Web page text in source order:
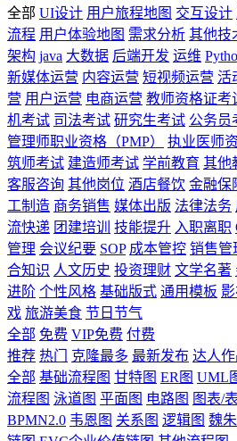
全部 UI设计 用户旅程地图 交互设计
流程 用户体验地图 需求分析 其他技
架构 java 大数据 后端开发 运维
新媒体运营 内容运营 短视频运营 活
营 用户运营 电商运营 教师资格证考
机考试 司法考试 研究生考试 公务员
管理师职业资格（PMP）
执业医师
筑师考试 建造师考试 学前教育 其他
客服咨询 其他岗位 酒店餐饮 金融保
工制造 商务销售 媒体出版 法律法务
流快递 团建培训 技能提升 入职离职
管理 会议纪要 SOP 成本管控 销售管
合知识 人文历史 投资理财 文学名著
进阶 个性风格 基础版式 通用模板
戏 旅游美食 节日节气
全部 免费 VIP免费 付费
推荐 热门 克隆最多 最新发布 达人
全部 基础流程图 甘特图 ER图 UML
流程图 泳道图 平面图 电路图 图表/
BPMN2.0 韦恩图 关系图 逻辑图 魏